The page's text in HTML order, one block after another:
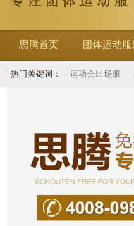
思腾首页 团体运动服
热门关键词： 运动会出场服